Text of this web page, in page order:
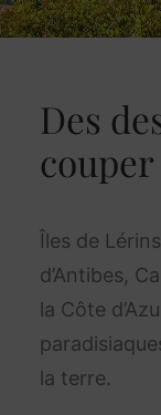
Des
Îles de
d’Antibes,
la Côte
la terre.